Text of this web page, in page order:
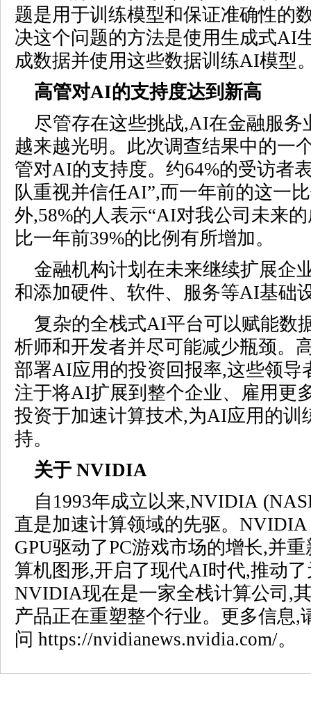
题是用于训练模型和保证准确性的
决这个问题的方法是使用生成式AI
成数据并使用这些数据训练AI模型
高管对AI的支持度达到新高
尽管存在这些挑战,AI在金融服务
越来越光明。此次调查结果中的一
管对AI的支持度。约64%的受访者
队重视并信任AI”,而一年前的这一
外,58%的人表示“AI对我公司未来
比一年前39%的比例有所增加。
金融机构计划在未来继续扩展企
和添加硬件、软件、服务等AI基础
复杂的全栈式AI平台可以赋能数
析师和开发者并尽可能减少瓶颈。
部署AI应用的投资回报率,这些领导
注于将AI扩展到整个企业、雇用更
投资于加速计算技术,为AI应用的训
持。
关于 NVIDIA
自1993年成立以来,NVIDIA
直是加速计算领域的先驱。NVIDIA
GPU驱动了PC游戏市场的增长,并
算机图形,开启了现代AI时代,推动
NVIDIA现在是一家全栈计算公司,
产品正在重塑整个行业。更多信息,
问 https://nvidianews.nvidia.com/。